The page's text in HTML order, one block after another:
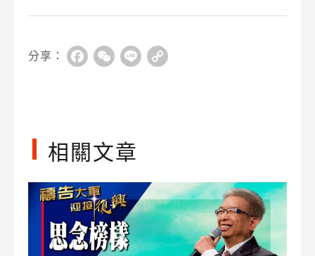
分享： FacebookWeChat
Line
相關文章